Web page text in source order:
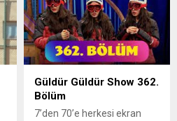
Havalimanı’nda Mısır
Cumhurbaşkanı
Abdulfettah es-Sisi
tarafından karşılandı.
Author: admin
Güldür Güldür Show 362.
Bölüm
7’den 70’e herkesi ekran